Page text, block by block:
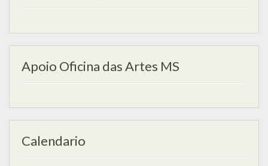
Apoio Oficina das Artes MS
Calendario